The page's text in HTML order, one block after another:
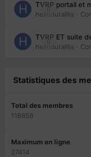
0
TVRP portail et
hellodutaillis ·
0
TVRP ET suite
hellodutaillis ·
Statistiques des
Total des membres
118858
Maximum en ligne
27414